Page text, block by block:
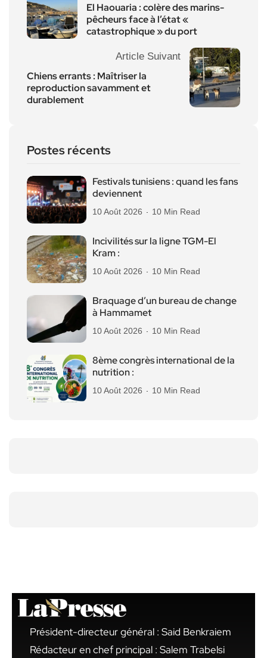
El Haouaria : colère des marins-
pêcheurs face à l’état «
catastrophique » du port
Article Suivant
Chiens errants : Maîtriser la
reproduction savamment et
durablement
Postes récents
Festivals tunisiens : quand les fans
deviennent
10 Août 2026 10 Min Read
Incivilités sur la ligne TGM-El
Kram :
10 Août 2026 10 Min Read
Braquage d’un bureau de change
à Hammamet
10 Août 2026 10 Min Read
8ème congrès international de la
nutrition :
10 Août 2026 10 Min Read
Président-directeur général : Said Benkraiem
Rédacteur en chef principal : Salem Trabelsi